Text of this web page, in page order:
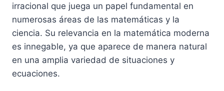
irracional que juega un papel fundamental en
numerosas áreas de las matemáticas y la
ciencia. Su relevancia en la matemática moderna
es innegable, ya que aparece de manera natural
en una amplia variedad de situaciones y
ecuaciones.